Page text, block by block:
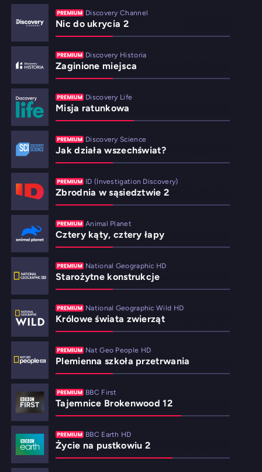
Discovery Channel
Nic do ukrycia 2
Discovery Historia
Zaginione miejsca
Discovery Life
Misja ratunkowa
Discovery Science
Jak działa wszechświat?
ID (Investigation Discovery)
Zbrodnia w sąsiedztwie 2
Animal Planet
Cztery kąty, cztery łapy
National Geographic HD
Starożytne konstrukcje
National Geographic Wild HD
Królowe świata zwierząt
Nat Geo People HD
Plemienna szkoła przetrwania
BBC First
Tajemnice Brokenwood 12
BBC Earth HD
Życie na pustkowiu 2